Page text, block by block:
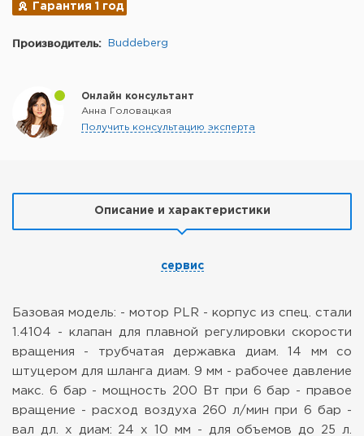
Гарантия 1 год
Производитель: Buddeberg
Онлайн консультант
Анна Головацкая
Получить консультацию эксперта
Описание и характеристики
сервис
Базовая модель: - мотор PLR - корпус из спец. стали
1.4104 - клапан для плавной регулировки скорости
вращения - трубчатая державка диам. 14 мм со
штуцером для шланга диам. 9 мм - рабочее давление
макс. 6 бар - мощность 200 Вт при 6 бар
- правое
вращение - расход воздуха 260 л/мин при 6 бар -
вал дл. х диам: 24 х 10 мм - для объемов до 25 л.